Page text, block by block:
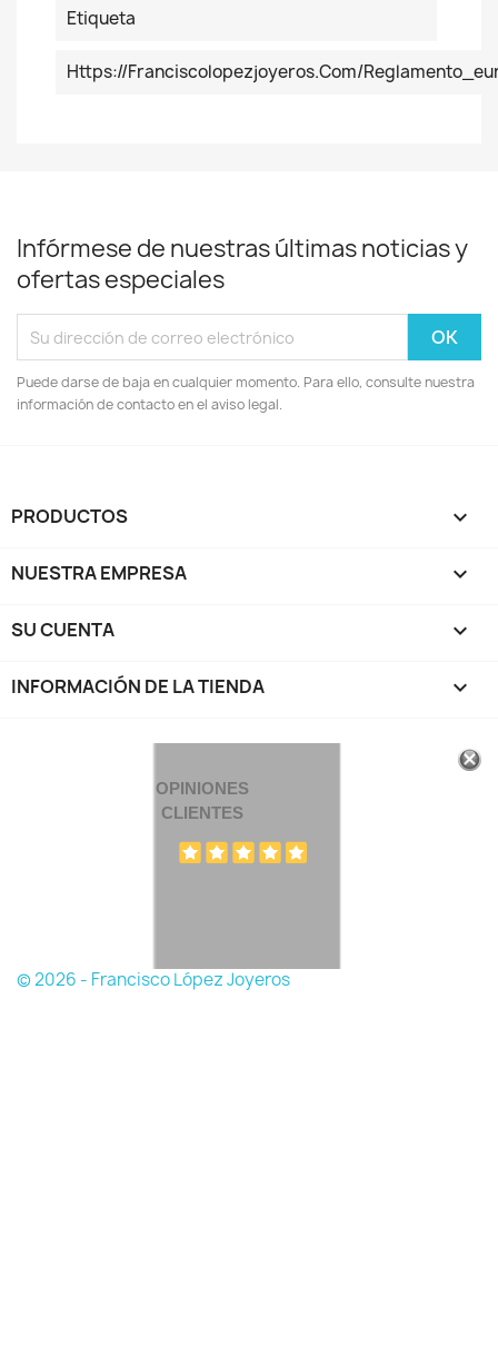
Etiqueta
Https://franciscolopezjoyeros.com/
Infórmese de nuestras últimas noticias y
ofertas especiales
Puede darse de baja en cualquier momento. Para ello, consulte nuestra
información de contacto en el aviso legal.
PRODUCTOS 
NUESTRA EMPRESA 
SU CUENTA 
INFORMACIÓN DE LA TIENDA keyboard_arrow_down
OPINIONES
CLIENTES
© 2026 - Francisco López Joyeros